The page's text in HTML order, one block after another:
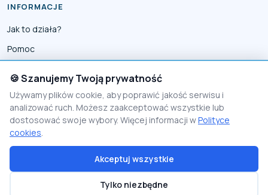
INFORMACJE
Jak to działa?
Pomoc
Polityka prywatności
Polityka Cookies
© 2026 PomocnikMedyczny
Visio Lab - rozwiązania e-commerce
🍪 Szanujemy Twoją prywatność
Używamy plików cookie, aby poprawić jakość serwisu i
analizować ruch. Możesz zaakceptować wszystkie lub
dostosować swoje wybory. Więcej informacji wPolityce
cookies.
Akceptuj wszystkie
Tylko niezbędne